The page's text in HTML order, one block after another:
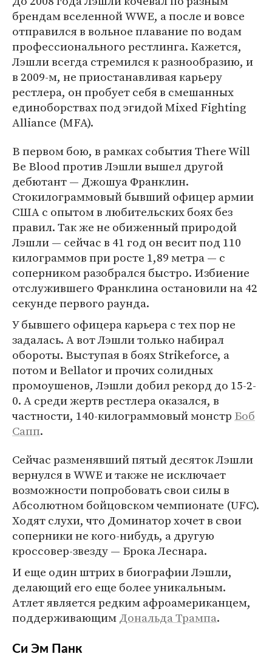
брендам вселенной WWE, а после и вовсе
отправился в вольное плавание по водам
профессионального рестлинга. Кажется,
Лэшли всегда стремился к разнообразию, и
в 2009-м, не приостанавливая карьеру
рестлера, он пробует себя в смешанных
единоборствах под эгидой Mixed Fighting
Alliance (MFA).
В первом бою, в рамках события There Will
Be Blood против Лэшли вышел другой
дебютант — Джошуа Франклин.
Стокилограммовый бывший офицер армии
США с опытом в любительских боях без
правил. Так же не обиженный природой
Лэшли — сейчас в 41 год он весит под 110
килограммов при росте 1,89 метра — с
соперником разобрался быстро. Избиение
отслужившего Франклина остановили на 42
секунде первого раунда.
У бывшего офицера карьера с тех пор не
задалась. А вот Лэшли только набирал
обороты. Выступая в боях Strikeforce, а
потом и Bellator и прочих солидных
промоушенов, Лэшли добил рекорд до 15-2-
0. А среди жертв рестлера оказался, в
частности, 140-килограммовый монстр Боб
Сапп.
Сейчас разменявший пятый десяток Лэшли
вернулся в WWE и также не исключает
возможности попробовать свои силы в
Абсолютном бойцовском чемпионате (UFC).
Ходят слухи, что Доминатор хочет в свои
соперники не кого-нибудь, а другую
кроссовер-звезду — Брока Леснара.
И еще один штрих в биографии Лэшли,
делающий его еще более уникальным.
Атлет является редким афроамериканцем,
поддерживающимДональда Трампа.
Си Эм Панк